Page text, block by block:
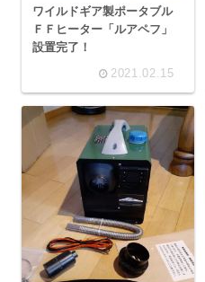
ワイルドギア製ポータブル
ＦＦヒーター「ルアペフ」
設置完了！
2021.02.15